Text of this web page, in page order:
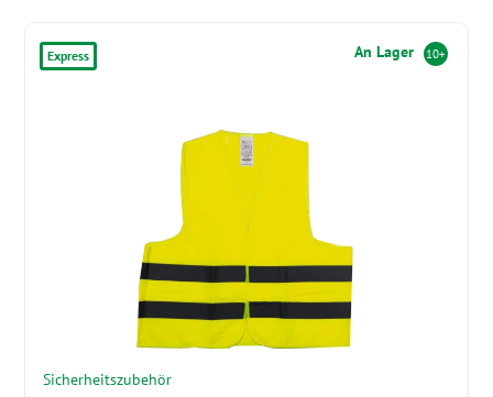
Express An Lager 10+
Sicherheitszubehör